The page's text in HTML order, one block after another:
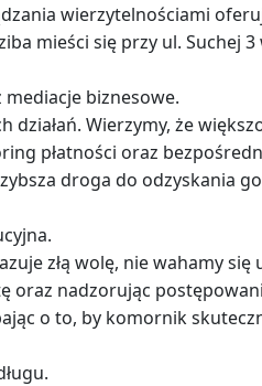
wierzytelnościami
mieści się przy ul. Suchej
biznesowe.
działań. Wierzymy, że
płatności oraz
droga do odzyskania
złą wolę, nie wahamy
oraz nadzorując
o to, by komornik